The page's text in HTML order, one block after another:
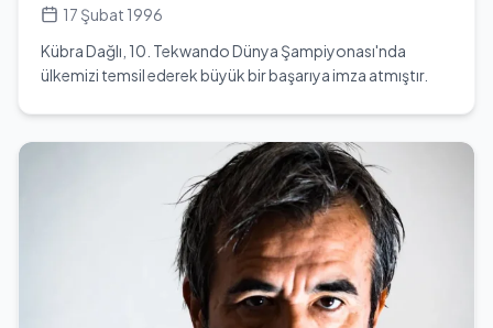
'Exxen' platformunda yayınlanan 'Gibi' dizisinde 'İlkkan'
başarılı oyuncu Sinem Ünsal ile mutlu bir ilişki
sürdürmektedir.
17 Şubat 1996
Kübra Dağlı, 10. Tekwando Dünya Şampiyonası'nda
ülkemizi temsil ederek büyük bir başarıya imza atmıştır.
kategorisinde Emirhan Muran ile birlikte dünya şampiyonu
olmuştur. Bu başarı, onun spor kariyerindeki önemli bir
dönüm noktasıdır. Daha önce katıldığı 15-17 Yaş Bayan
kategorisinde ise Avrupa 3.sü olarak dikkat çekmiştir.
Kübra, aslen Isparta'lıdır ve şu anda Sakarya Üniversitesi
Spor Bilimleri Fakültesi'nde eğitimine devam etmektedir.
Spor kariyerinin yanı sıra, genç yaşına rağmen elde ettiği
başarılar, onu Türkiye'de tanınan bir sporcu haline